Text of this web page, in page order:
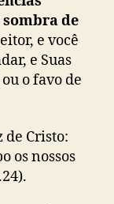
de
e você
e Suas
o favo de
de Cristo:
os nossos